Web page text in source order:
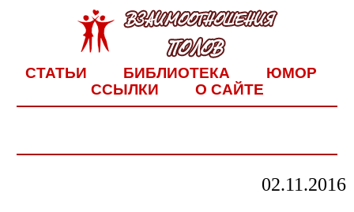
СТАТЬИ БИБЛИОТЕКА
ЮМОР
ССЫЛКИ
О САЙТЕ
02.11.2016